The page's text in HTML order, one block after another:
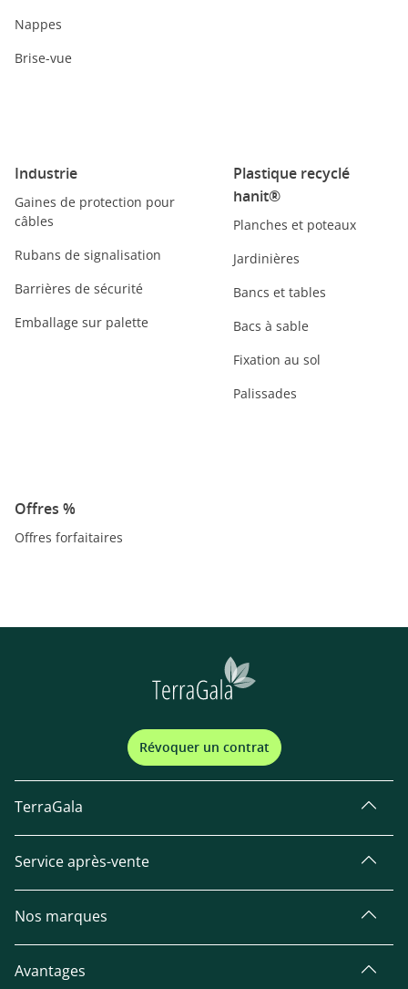
Nappes
Brise-vue
Industrie
Gaines de protection pour
câbles
Rubans de signalisation
Barrières de sécurité
Emballage sur palette
Plastique recyclé
hanit®
Planches et poteaux
Jardinières
Bancs et tables
Bacs à sable
Fixation au sol
Palissades
Offres %
Offres forfaitaires
Révoquer un contrat
TerraGala
Service après-vente
Nos marques
Avantages